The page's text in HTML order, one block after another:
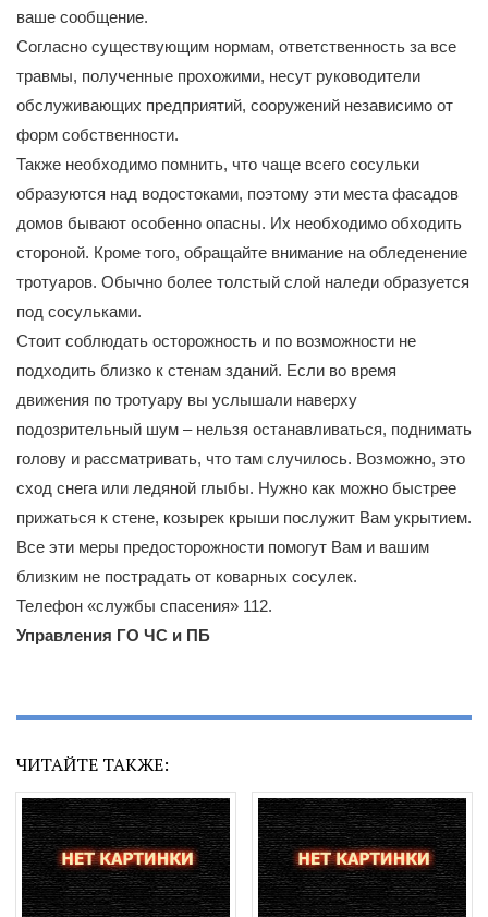
ваше сообщение.
Согласно существующим нормам, ответственность за все
травмы, полученные прохожими, несут руководители
обслуживающих предприятий, сооружений независимо от
форм собственности.
Также необходимо помнить, что чаще всего сосульки
образуются над водостоками, поэтому эти места фасадов
домов бывают особенно опасны. Их необходимо обходить
стороной. Кроме того, обращайте внимание на обледенение
тротуаров. Обычно более толстый слой наледи образуется
под сосульками.
Стоит соблюдать осторожность и по возможности не
подходить близко к стенам зданий. Если во время
движения по тротуару вы услышали наверху
подозрительный шум – нельзя останавливаться, поднимать
голову и рассматривать, что там случилось. Возможно, это
сход снега или ледяной глыбы. Нужно как можно быстрее
прижаться к стене, козырек крыши послужит Вам укрытием.
Все эти меры предосторожности помогут Вам и вашим
близким не пострадать от коварных сосулек.
Телефон «службы спасения» 112.
Управления ГО ЧС и ПБ
ЧИТАЙТЕ ТАКЖЕ: